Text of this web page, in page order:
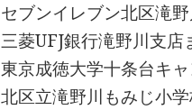
セブンイレブン北区滝
三菱UFJ銀行滝野川支
東京成徳大学十条台キ
北区立滝野川もみじ小